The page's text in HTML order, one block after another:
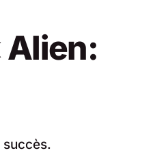
Alien:
succès.